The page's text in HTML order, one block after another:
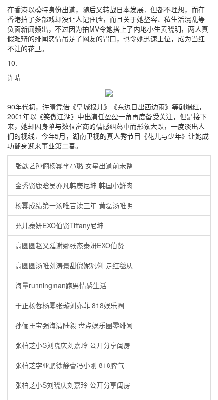
在香港以模特身份出道，随后又转战日本发展，但都不理想，而在
香港拍了多部戏却没让人记住脸，而且关于她整容、私生活混乱等
负面新闻频出，不过因为拍MV令她搭上了内地小生黄晓明，两人真
假难辩的绯闻恋情吊足了网友的胃口，也令她迅速上位，成为当红
不让的花旦。
10.
许晴
90年代初，许晴凭借《皇城根儿》《东边日出西边雨》等剧爆红，
2001年以《笑傲江湖》中出演任盈盈一角再度备受关注，但是接下
来，她却因身陷与数位富商的情感纠葛中而形象大跌，一度淡出人
们的视线，今年5月，湖南卫视的真人秀节目《花儿与少年》让她成
功翻身迎来事业第二春。
张歆艺孙俪杨幂李小璐 女星出道前未整
金秀贤鹿晗吴亦凡韩庚尼坤 韩国小鲜肉
杨幂成绩第一汤唯苦读三年 黄磊汤唯明
允儿泰妍EXO伯贤Tiffany尼坤
高圆圆赵又廷谢娜张杰泰妍EXO伯贤
高圆圆汤唯刘涛景甜倪妮巩俐 走红毯从
海量runningman跑男情感生活
于正杨蓉杨幂张璇刘亦菲 818娱乐圈
孙俪王宝强海清陆毅 盘点娱乐圈零绯闻
张柏芝小S刘晓庆刘嘉玲 公开分享闺房
张柏芝李亚鹏徐静蕾冯小刚 818脾气
张柏芝小S刘晓庆刘嘉玲 公开分享闺房